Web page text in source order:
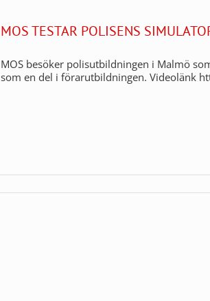
MOS TESTAR POLISENS
MOS besöker polisutbildningen i Malmö
som en del i förarutbildningen. Videolänk